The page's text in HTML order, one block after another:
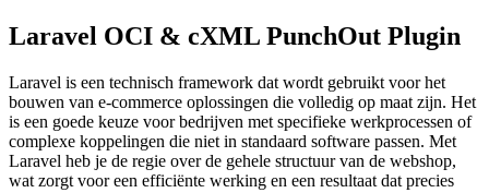
Laravel OCI & cXML PunchOut Plugin
Laravel is een technisch framework dat wordt gebruikt voor het
bouwen van e-commerce oplossingen die volledig op maat zijn. Het
is een goede keuze voor bedrijven met specifieke werkprocessen of
complexe koppelingen die niet in standaard software passen. Met
Laravel heb je de regie over de gehele structuur van de webshop,
wat zorgt voor een efficiënte werking en een resultaat dat precies